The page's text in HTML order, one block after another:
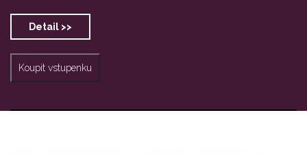
Detail >>
Koupit vstupenku